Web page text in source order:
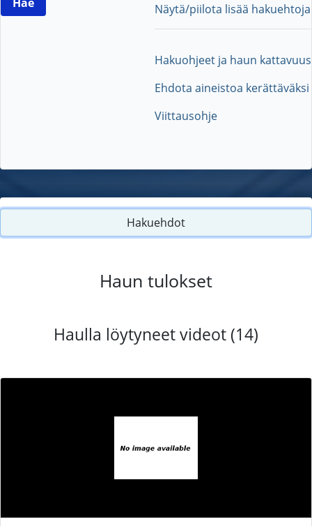
Näytä/piilota lisää hakuehtoja
Hakuohjeet ja haun kattavuus
Ehdota aineistoa kerättäväksi
Viittausohje
Hakuehdot
Haun tulokset
Haulla löytyneet videot (14)